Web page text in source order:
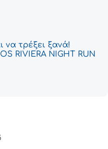
να τρέξει ξανά!
RIVIERA NIGHT RUN